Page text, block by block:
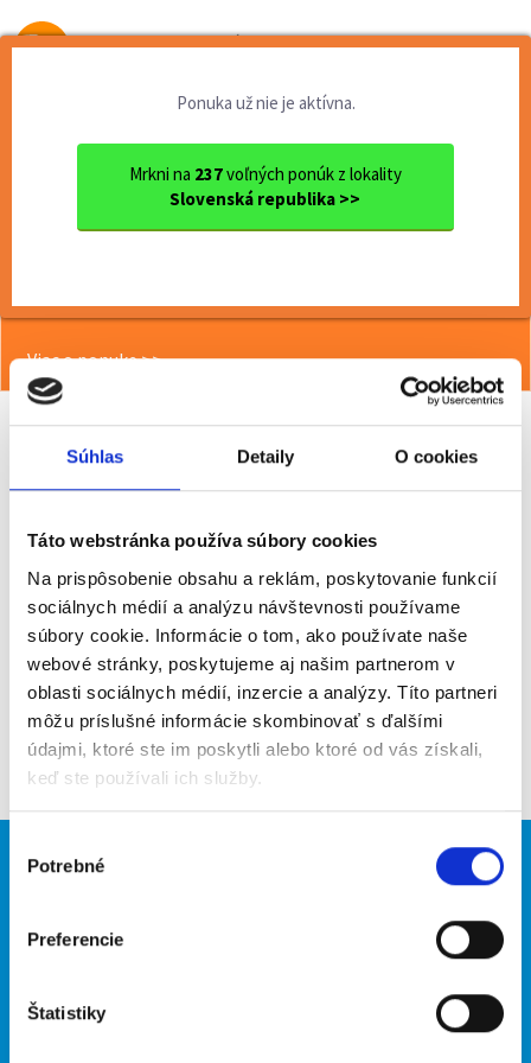
Súhlas Detaily O cookies
Táto webstránka používa súbory cookies
Na prispôsobenie obsahu a reklám, poskytovanie funkcií
sociálnych médií a analýzu návštevnosti používame
súbory cookie. Informácie o tom, ako používate naše
webové stránky, poskytujeme aj našim partnerom v
oblasti sociálnych médií, inzercie a analýzy. Títo partneri
môžu príslušné informácie skombinovať s ďalšími
údajmi, ktoré ste im poskytli alebo ktoré od vás získali,
keď ste používali ich služby.
súhlasu
Potrebné
Preferencie
Štatistiky
Od prvej brigády
Ponuka už nie je aktívna.
Mrkni na 237voľných ponúk z lokality
Slovenská republika >>
Ok. Piešťany
Super práca vo výrobe, bezp...
<< Späť
Viac o ponuke >>
Poslať na email
Upozorniť na inzerát
Pridať do obľúbených
Späť
Brigádnici
Hľadané brigády
O portáli Naše ďalšie projekty